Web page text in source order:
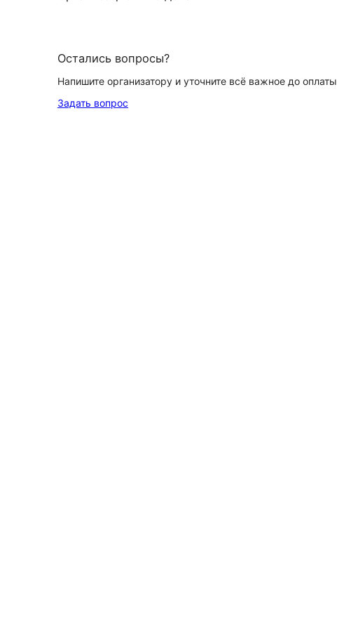
Остались вопросы?
Напишите организатору и уточните всё важное до оплаты
Задать вопрос